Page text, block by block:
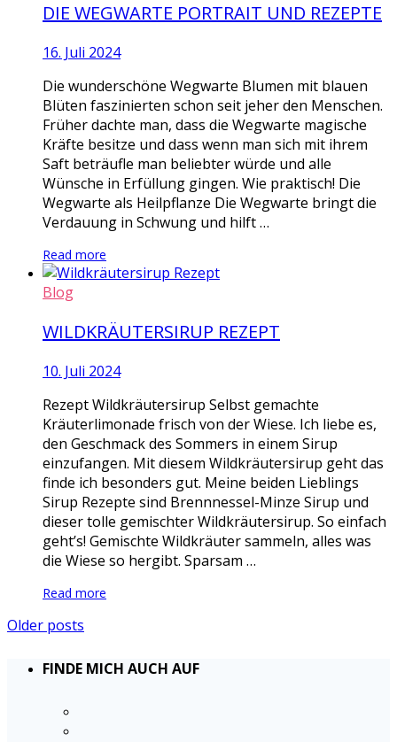
DIE WEGWARTE PORTRAIT UND REZEPTE
16. Juli 2024
Die wunderschöne Wegwarte Blumen mit blauen
Blüten faszinierten schon seit jeher den Menschen.
Früher dachte man, dass die Wegwarte magische
Kräfte besitze und dass wenn man sich mit ihrem
Saft beträufle man beliebter würde und alle
Wünsche in Erfüllung gingen. Wie praktisch! Die
Wegwarte als Heilpflanze Die Wegwarte bringt die
Verdauung in Schwung und hilft …
Read more
Blog
WILDKRÄUTERSIRUP REZEPT
10. Juli 2024
Rezept Wildkräutersirup Selbst gemachte
Kräuterlimonade frisch von der Wiese. Ich liebe es,
den Geschmack des Sommers in einem Sirup
einzufangen. Mit diesem Wildkräutersirup geht das
finde ich besonders gut. Meine beiden Lieblings
Sirup Rezepte sind Brennnessel-Minze Sirup und
dieser tolle gemischter Wildkräutersirup. So einfach
geht’s! Gemischte Wildkräuter sammeln, alles was
die Wiese so hergibt. Sparsam …
Read more
Older posts
FINDE MICH AUCH AUF